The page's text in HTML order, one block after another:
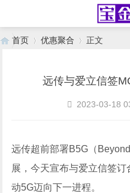
首页 优惠聚合 正文
远传与爱立信签
2023-03-18
远传超前部署B5G（
展，今天宣布与爱立信签
动5G迈向下一进程。